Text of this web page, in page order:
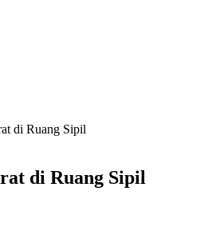
di Ruang Sipil
di Ruang Sipil